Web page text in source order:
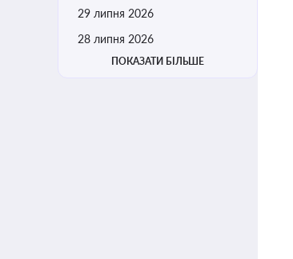
29 липня 2026
28 липня 2026
ПОКАЗАТИ БІЛЬШЕ